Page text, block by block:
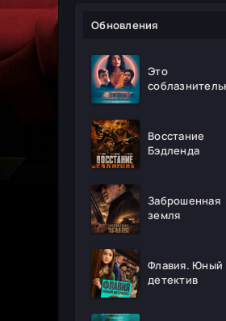
Обновления
Это
Восстание
Бэдленда
Заброшенная
земля
Флавия. Юный
детектив